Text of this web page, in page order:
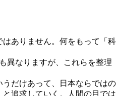
ありません。何をもって「科
異なりますが、これらを整理
だけあって、日本ならではの
追求していく。人間の目では